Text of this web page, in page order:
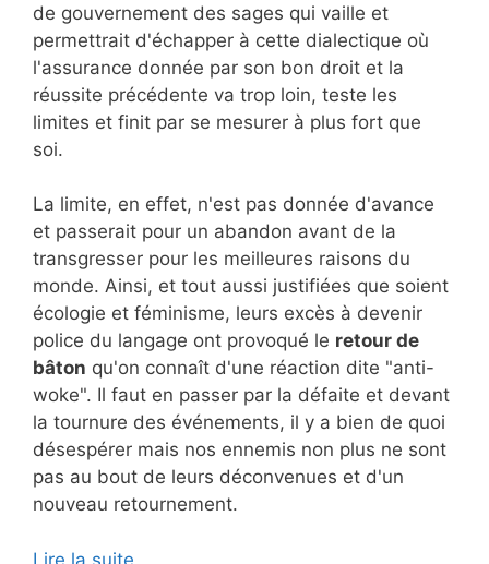
de gouvernement des sages qui vaille et
permettrait d'échapper à cette dialectique où
l'assurance donnée par son bon droit et la
réussite précédente va trop loin, teste les
limites et finit par se mesurer à plus fort que
soi.
La limite, en effet, n'est pas donnée d'avance
et passerait pour un abandon avant de la
transgresser pour les meilleures raisons du
monde. Ainsi, et tout aussi justifiées que soient
écologie et féminisme, leurs excès à devenir
police du langage ont provoqué le retour de
bâton qu'on connaît d'une réaction dite "anti-
woke". Il faut en passer par la défaite et devant
la tournure des événements, il y a bien de quoi
désespérer mais nos ennemis non plus ne sont
pas au bout de leurs déconvenues et d'un
nouveau retournement.
Lire la suite